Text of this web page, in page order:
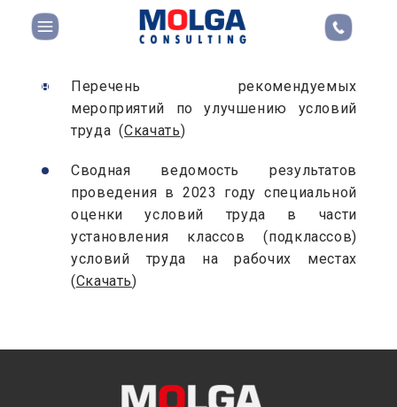
Главная
Охрана труда
Перечень рекомендуемых
мероприятий по улучшению условий
труда (Скачать)
Сводная ведомость результатов
проведения в 2023 году специальной
оценки условий труда в части
установления классов (подклассов)
условий труда на рабочих местах
(Скачать)